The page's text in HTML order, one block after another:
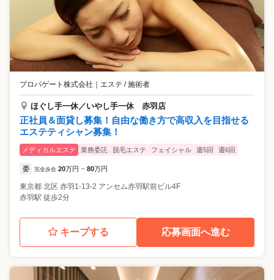
プロパゲート株式会社 エステ / 施術者
ほぐし手一休／いやし手一休 赤羽店
正社員＆面貸し募集！自由な働き方で高収入を目指せる
エステティシャン募集！
メディカルエステ 業務委託 脱毛エステ フェイシャル 週5回 週6回
委 完全歩合 20万円 ~ 80万円
東京都 北区 赤羽1-13-2 アンセム赤羽駅前ビル4F
赤羽駅 徒歩2分
キープする 応募画面へ進む